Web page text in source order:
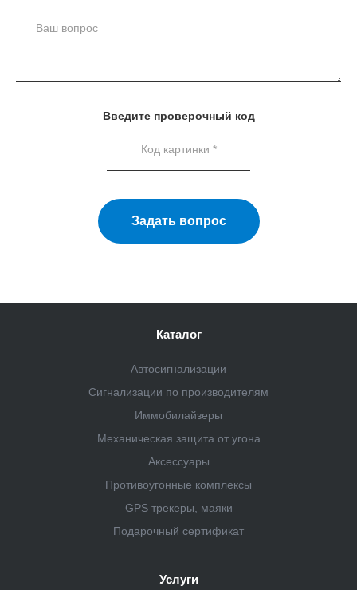
Введите проверочный код
Задать вопрос
Каталог
Автосигнализации
Сигнализации по производителям
Иммобилайзеры
Механическая защита от угона
Аксессуары
Противоугонные комплексы
GPS трекеры, маяки
Подарочный сертификат
Услуги